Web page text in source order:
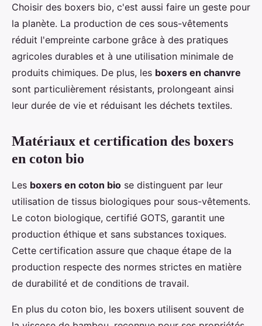
Choisir des boxers bio, c'est aussi faire un geste pour
la planète. La production de ces sous-vêtements
réduit l'empreinte carbone grâce à des pratiques
agricoles durables et à une utilisation minimale de
produits chimiques. De plus, les boxers en chanvre
sont particulièrement résistants, prolongeant ainsi
leur durée de vie et réduisant les déchets textiles.
Matériaux et certification des boxers
en coton bio
Les boxers en coton bio se distinguent par leur
utilisation de tissus biologiques pour sous-vêtements.
Le coton biologique, certifié GOTS, garantit une
production éthique et sans substances toxiques.
Cette certification assure que chaque étape de la
production respecte des normes strictes en matière
de durabilité et de conditions de travail.
En plus du coton bio, les boxers utilisent souvent de